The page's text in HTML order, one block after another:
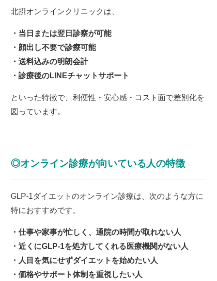
北摂オンラインクリニックは、
・当日または翌日診察が可能
・顔出し不要で診療可能
・送料込みの明朗会計
・診療後のLINEチャットサポート
といった特徴で、利便性・安心感・コスト面で差別化を
図っています。
◎オンライン診療が向いている人の特徴
GLP-1ダイエットのオンライン診療は、次のような方に
特におすすめです。
・仕事や家事が忙しく、通院の時間が取れない人
・近くにGLP-1を処方してくれる医療機関がない人
・人目を気にせずダイエットを始めたい人
・価格やサポート体制を重視したい人